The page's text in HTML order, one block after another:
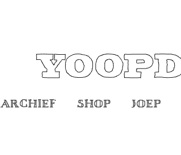
Archief Shop Joep